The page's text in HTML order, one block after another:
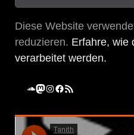
Diese Website
reduzieren. Erfahre, wie
verarbeitet werden.
SoundCloud
Mastodon
Instagram
Facebook
RSS-Feed